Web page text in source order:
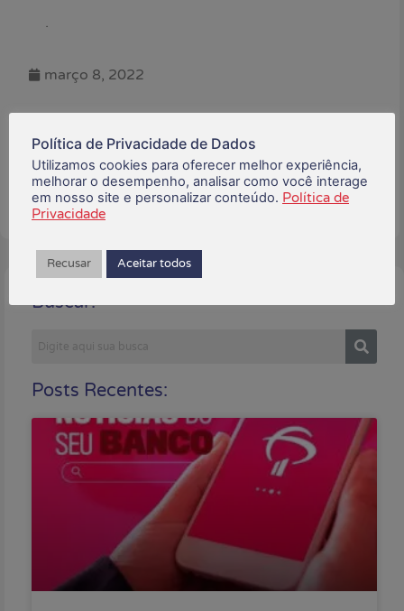
.
março 8, 2022
Compartilhe!
Buscar:
Posts Recentes:
Política de Privacidade de Dados
Utilizamos cookies para oferecer melhor experiência,
melhorar o desempenho, analisar como você interage
em nosso site e personalizar conteúdo. Política de
Privacidade
Recusar Aceitar todos